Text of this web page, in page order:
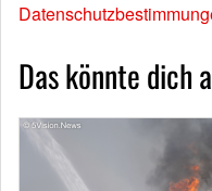
Das könnte dich